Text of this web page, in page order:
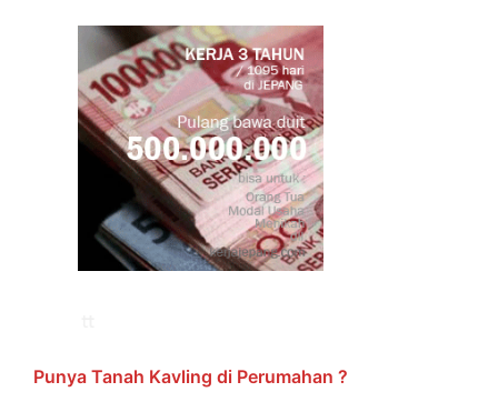
Punya Tanah Kavling di Perumahan ?